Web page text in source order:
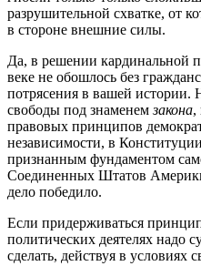
разрушительной схватке, от
в стороне внешние силы.
Да, в решении
веке не обошлось без
потрясения в вашей истории.
свободы под знаменемзакона,
правовых принципов
независимости, в
признанным фундаментом
Соединенных Штатов
дело победило.
Если придерживаться
политических деятелях надо
сделать, действуя в условиях